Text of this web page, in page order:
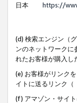
日本
https://
(d) 検索エンジン（
ンのネットワークに
れたお客様が購入し
(e) お客様がリンク
イトに送るリンク（
(f) アマゾン・サイ